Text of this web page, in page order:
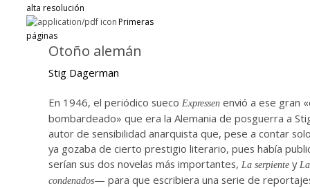
alta resolución
Primeras
páginas
Otoño alemán
Stig Dagerman
En 1946, el periódico sueco Expressen envió a ese gran
bombardeado» que era la Alemania de posguerra a
autor de sensibilidad anarquista que, pese a contar
ya gozaba de cierto prestigio literario, pues había
serían sus dos novelas más importantes, La serpiente y
condenados— para que escribiera una serie de